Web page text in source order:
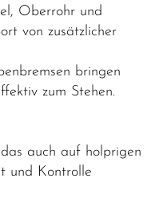
Oberrohr und
von zusätzlicher
bringen
zum Stehen.
auch auf holprigen
und Kontrolle